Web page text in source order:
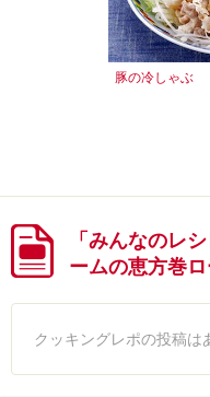
豚の冷しゃぶ
「みんなのレ
ームの恵方巻
クッキングレポの投稿は